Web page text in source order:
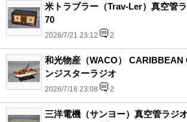
米トラブラー（Trav-Ler）真空管
70
2026/7/21 23:12 2
和光物産（WACO） CARIBBEAN
ンジスターラジオ
2026/7/16 23:08 2
三洋電機（サンヨー）真空管ラジ